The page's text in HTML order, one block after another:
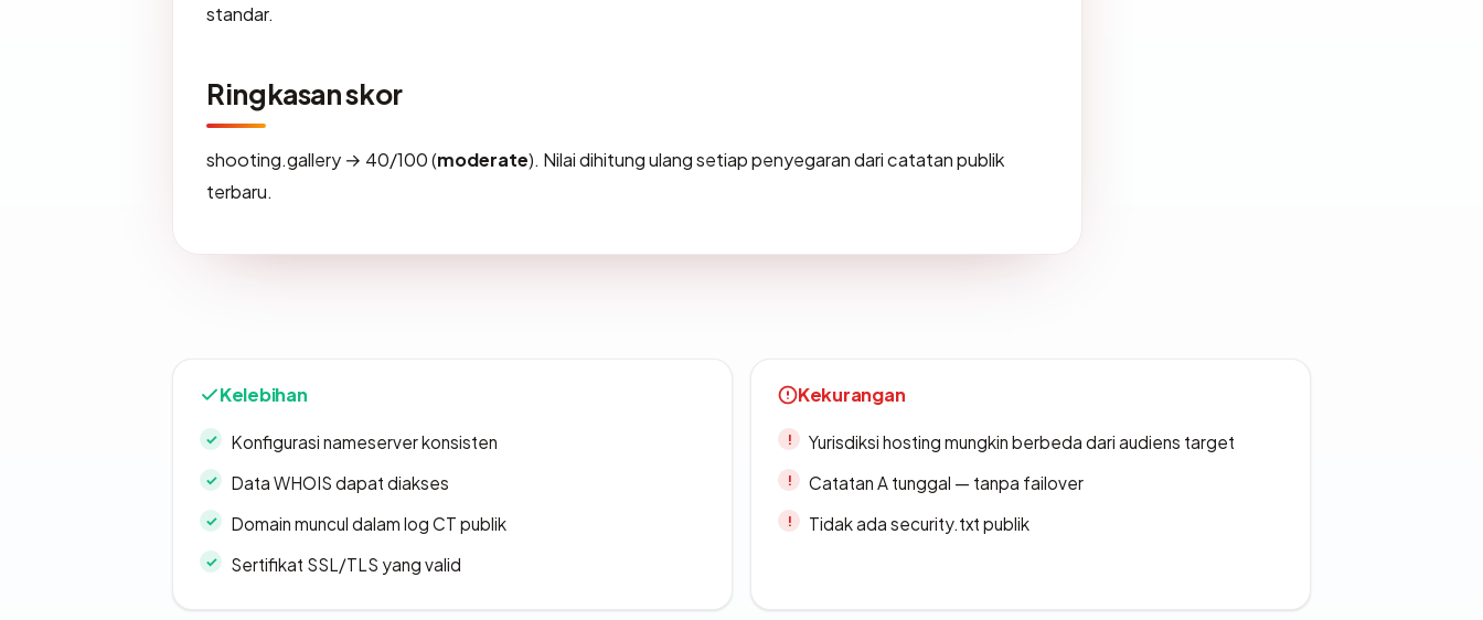
standar.
Ringkasan skor
shooting.gallery → 40/100 (moderate). Nilai dihitung ulang setiap penyegaran dari catatan publik
terbaru.
Kelebihan
Konfigurasi nameserver konsisten
Data WHOIS dapat diakses
Domain muncul dalam log CT publik
Sertifikat SSL/TLS yang valid
Kekurangan
Yurisdiksi hosting mungkin berbeda dari audiens target
Catatan A tunggal — tanpa failover
Tidak ada security.txt publik